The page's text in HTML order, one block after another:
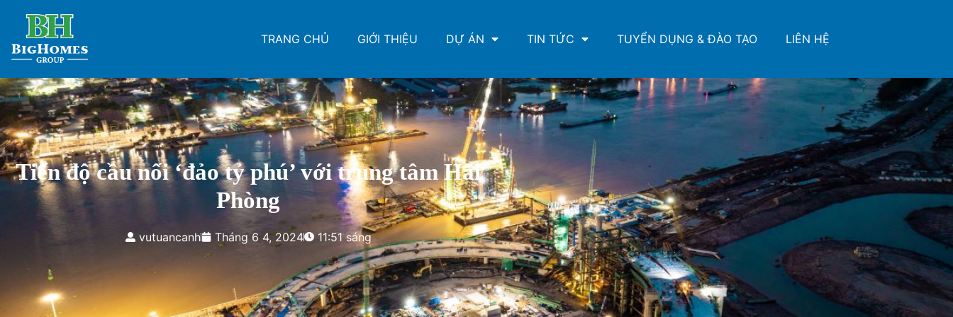
TRANG CHỦ GIỚI THIỆU DỰ ÁN TIN TỨC TUYỂN DỤNG & ĐÀO TẠO LIÊN HỆ
Tiến độ cầu nối ‘đảo tỷ phú’ với trung tâm Hải
Phòng
vutuancanh Tháng 6 4, 2024 11:51 sáng